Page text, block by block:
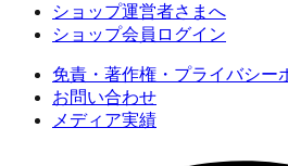
ショップ運営者さまへ
ショップ会員ログイン
免責・著作権・プライバシー
お問い合わせ
メディア実績